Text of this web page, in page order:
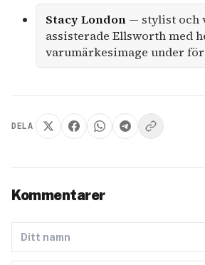
Stacy London— stylist och
assisterade Ellsworth med
varumärkesimage under
DELA
Kommentarer